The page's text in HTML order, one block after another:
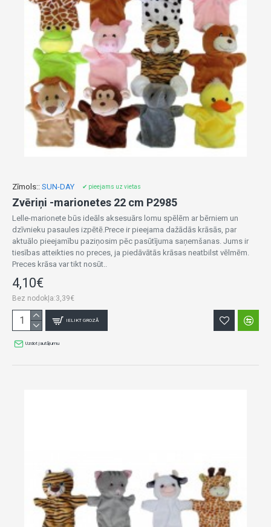
Zīmols:: SUN-DAY ✔ pieejams uz vietas
Zvēriņi -marionetes 22 cm P2985
Lelle-marionete būs ideāls aksesuārs lomu spēlēm ar bērniem un
dzīvnieku pasaules izpētē.Prece ir pieejama dažādās krāsās, par
aktuālo pieejamību paziņosim pēc pasūtījuma saņemšanas. Jums ir
tiesības atteikties no preces, ja piedāvātās krāsas neatbilst vēlmēm.
Preces krāsa var tikt nosūt..
4,10€
Bez nodokļa:3,39€
IELIKT GROZĀ
Uzdot jautājumu